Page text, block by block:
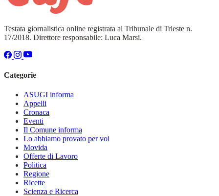
Testata giornalistica online registrata al Tribunale di Trieste n.
17/2018. Direttore responsabile: Luca Marsi.
Categorie
ASUGI informa
Appelli
Cronaca
Eventi
Il Comune informa
Lo abbiamo provato per voi
Movida
Offerte di Lavoro
Politica
Regione
Ricette
Scienza e Ricerca